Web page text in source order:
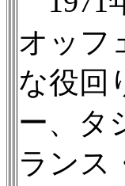
オッフ
な役回
ー、タ
ランス